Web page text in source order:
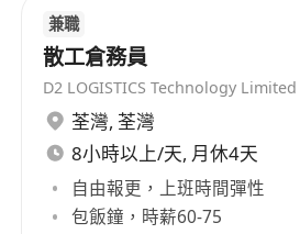
提供具市場競爭力之月薪，
度績效獎金，根據個人服務
決率、客戶滿意度評分、工
核發放。
享有法定公眾假期及年假，
年假，其後每年遞增1天，
有全薪病假，每年12天，可
兼職
散工倉務員
D2 LOGISTICS Technology Limited
荃灣, 荃灣
8小時以上/天, 月休4天
自由報更，上班時間彈性
包飯鐘，時薪60-75